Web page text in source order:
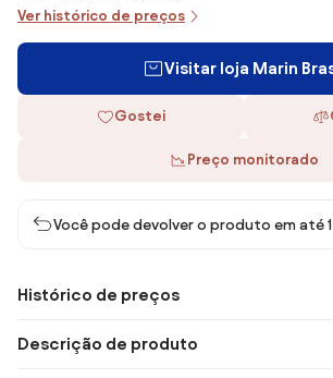
Ver histórico de preços
Visitar loja Marin
Gostei
Preço monitorado
Você pode devolver o produto em até
Histórico de preços
Descrição de produto